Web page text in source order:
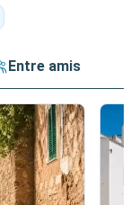
Entre amis